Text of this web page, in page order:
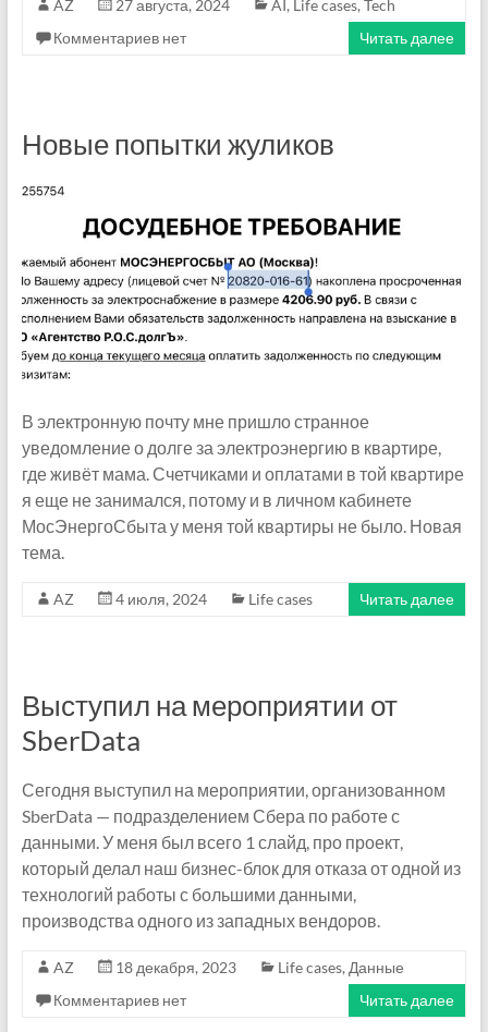
AZ 27 августа, 2024 AI, Life cases, Tech
Комментариев нет
Читать далее
Новые попытки жуликов
В электронную почту мне пришло странное
уведомление о долге за электроэнергию в квартире,
где живёт мама. Счетчиками и оплатами в той квартире
я еще не занимался, потому и в личном кабинете
МосЭнергоСбыта у меня той квартиры не было. Новая
тема.
AZ 4 июля, 2024 Life cases Читать далее
Выступил на мероприятии от
SberData
Сегодня выступил на мероприятии, организованном
SberData — подразделением Сбера по работе с
данными. У меня был всего 1 слайд, про проект,
который делал наш бизнес-блок для отказа от одной из
технологий работы с большими данными,
производства одного из западных вендоров.
AZ 18 декабря, 2023 Life cases, Данные
Комментариев нет
Читать далее